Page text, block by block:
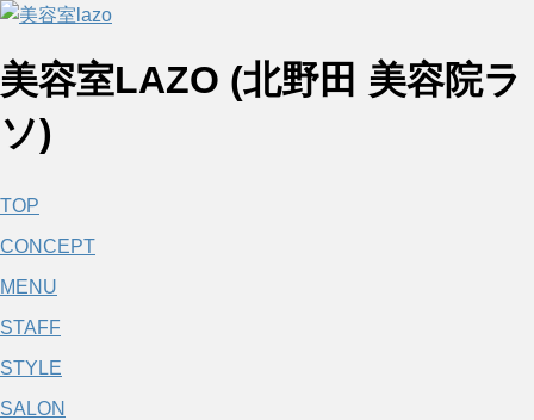
美容室LAZO (北野田 美容院ラ
ソ)
TOP
CONCEPT
MENU
STAFF
STYLE
SALON